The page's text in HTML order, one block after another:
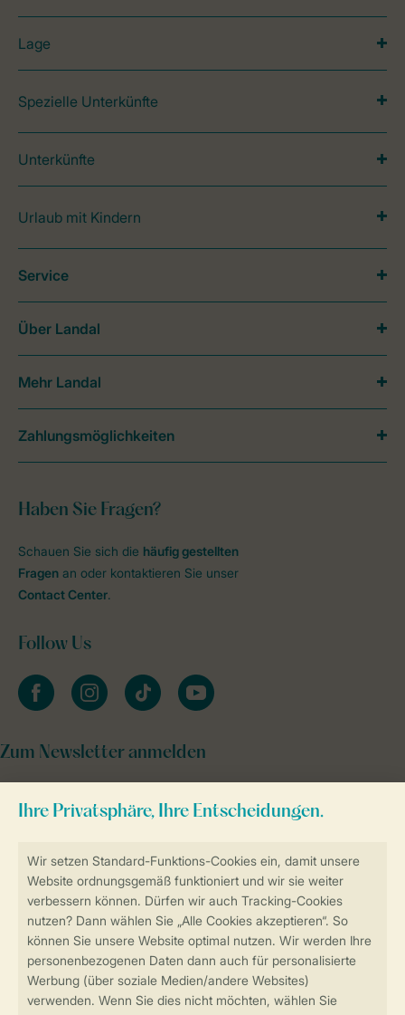
Sicher und schnell zur Online-Buchung
Sichere Datenübertragung
Sicheres Bezahlen
Lage
Spezielle Unterkünfte
Unterkünfte
Urlaub mit Kindern
Haben Sie Fragen?
Schauen Sie sich die häufig gestellten
Fragen an oder kontaktieren Sie unser
Contact Center.
Follow Us
facebookinstagramtiktok youtube
Zum Newsletter anmelden
Service
Über Landal
Mehr Landal
Zahlungsmöglichkeiten